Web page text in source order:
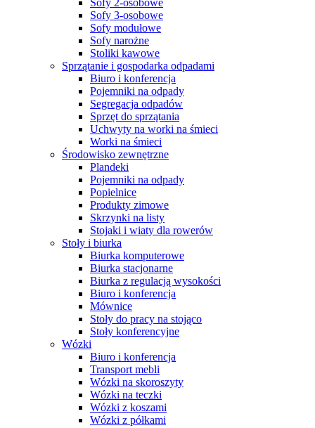
Sofy 3-osobowe
Sofy modułowe
Sofy narożne
Stoliki kawowe
Sprzątanie i gospodarka odpadami
Biuro i konferencja
Pojemniki na odpady
Segregacja odpadów
Sprzęt do sprzątania
Uchwyty na worki na śmieci
Worki na śmieci
Środowisko zewnętrzne
Plandeki
Pojemniki na odpady
Popielnice
Produkty zimowe
Skrzynki na listy
Stojaki i wiaty dla rowerów
Stoły i biurka
Biurka komputerowe
Biurka stacjonarne
Biurka z regulacją wysokości
Biuro i konferencja
Mównice
Stoły do pracy na stojąco
Stoły konferencyjne
Wózki
Biuro i konferencja
Transport mebli
Wózki na skoroszyty
Wózki na teczki
Wózki z koszami
Wózki z półkami